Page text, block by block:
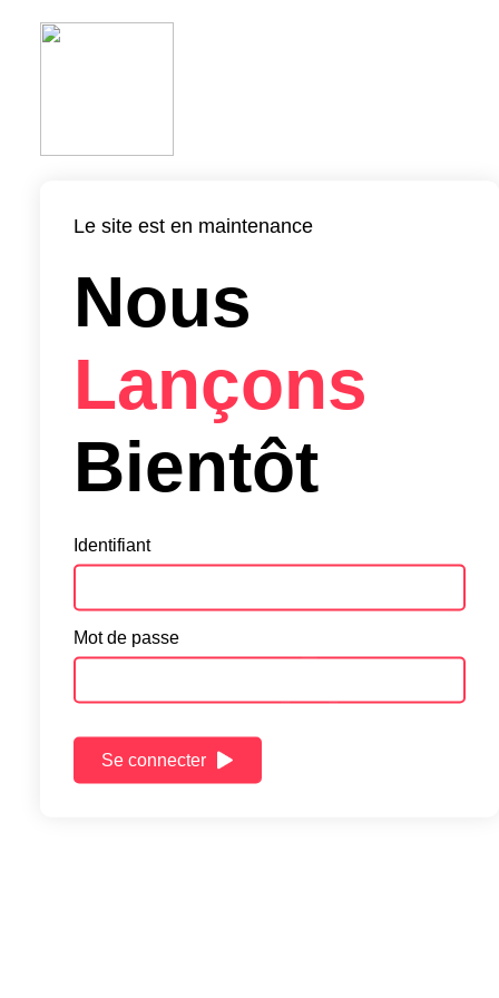
Le site est en maintenance
Nous
Lançons
Bientôt
Identifiant
Mot de passe
Se connecter